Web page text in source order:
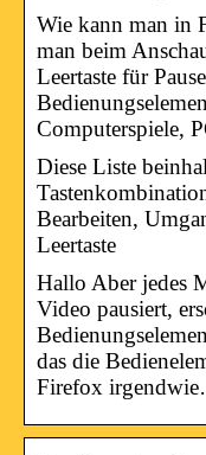
Wie kann man in
man beim
Leertaste für
Computerspiele,
Diese Liste
Bearbeiten,
Leertaste
Hallo Aber jedes
Video pausiert,
das die
Firefox